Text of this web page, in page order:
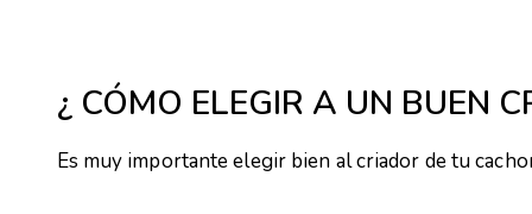
¿ CÓMO ELEGIR A UN BUEN
Es muy importante elegir bien al criador de tu